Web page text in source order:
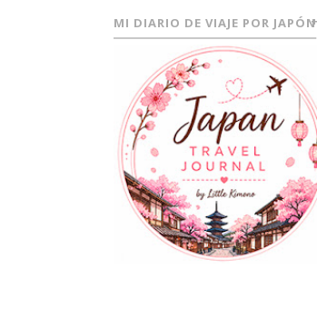
MI DIARIO DE VIAJE POR JAPÓN